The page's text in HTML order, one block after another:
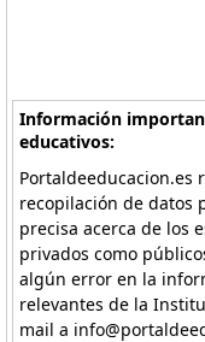
Información
educativos:
recopilación de datos
precisa acerca de los
privados como
algún error en la
relevantes de la
mail a